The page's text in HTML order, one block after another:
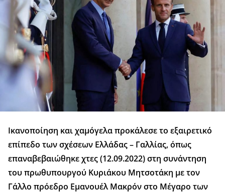
Ικανοποίηση και χαμόγελα προκάλεσε το εξαιρετικό
επίπεδο των σχέσεων Ελλάδας – Γαλλίας, όπως
επαναβεβαιώθηκε χτες (12.09.2022) στη συνάντηση
του πρωθυπουργού Κυριάκου Μητσοτάκη με τον
Γάλλο πρόεδρο Εμανουέλ Μακρόν στο Μέγαρο των